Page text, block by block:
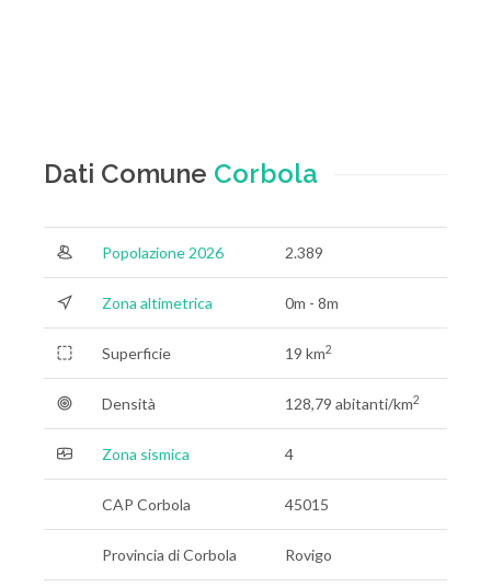
Dati Comune Corbola
Popolazione 2026 2.389
Zona altimetrica 0m - 8m
Superficie 19 km2
Densità 128,79 abitanti/km2
Zona sismica 4
CAP Corbola 45015
Provincia di Corbola Rovigo